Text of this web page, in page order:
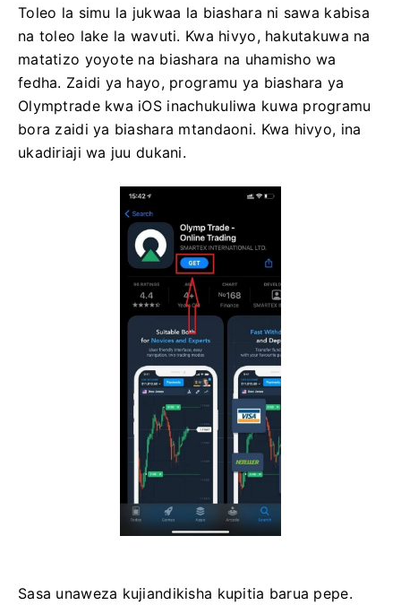
Toleo la simu la jukwaa la biashara ni sawa kabisa
na toleo lake la wavuti. Kwa hivyo, hakutakuwa na
matatizo yoyote na biashara na uhamisho wa
fedha. Zaidi ya hayo, programu ya biashara ya
Olymptrade kwa iOS inachukuliwa kuwa programu
bora zaidi ya biashara mtandaoni. Kwa hivyo, ina
ukadiriaji wa juu dukani.
Sasa unaweza kujiandikisha kupitia barua pepe.